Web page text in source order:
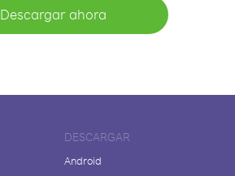
Descargar ahora
DESCARGAR
Android